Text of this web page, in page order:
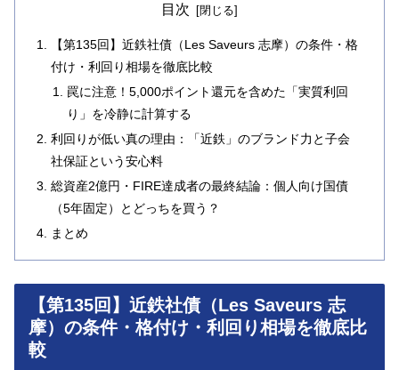
目次
【第135回】近鉄社債（Les Saveurs 志摩）の条件・格
付け・利回り相場を徹底比較
罠に注意！5,000ポイント還元を含めた「実質利回
り」を冷静に計算する
利回りが低い真の理由：「近鉄」のブランド力と子会
社保証という安心料
総資産2億円・FIRE達成者の最終結論：個人向け国債
（5年固定）とどっちを買う？
まとめ
【第135回】近鉄社債（Les Saveurs 志
摩）の条件・格付け・利回り相場を徹底比
較